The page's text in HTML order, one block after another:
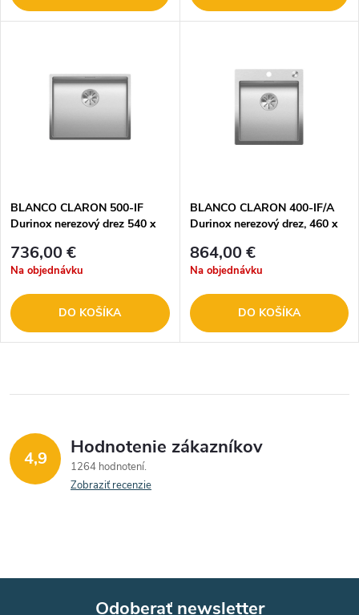
BLANCO CLARON 500-IF
Durinox nerezový drez 540 x
736,00 €
Na objednávku
DO KOŠÍKA
BLANCO CLARON 400-IF/A
Durinox nerezový drez, 460 x
864,00 €
Na objednávku
DO KOŠÍKA
4,9 Hodnotenie zákazníkov
1264 hodnotení
Zobraziť recenzie
Odoberať newsletter